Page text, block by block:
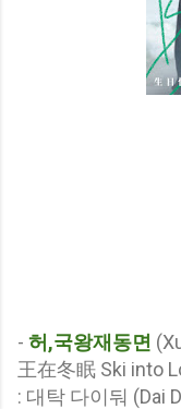
- 허,국왕재동면
王在冬眠 Ski into
: 대탁 다이둬 (Dai